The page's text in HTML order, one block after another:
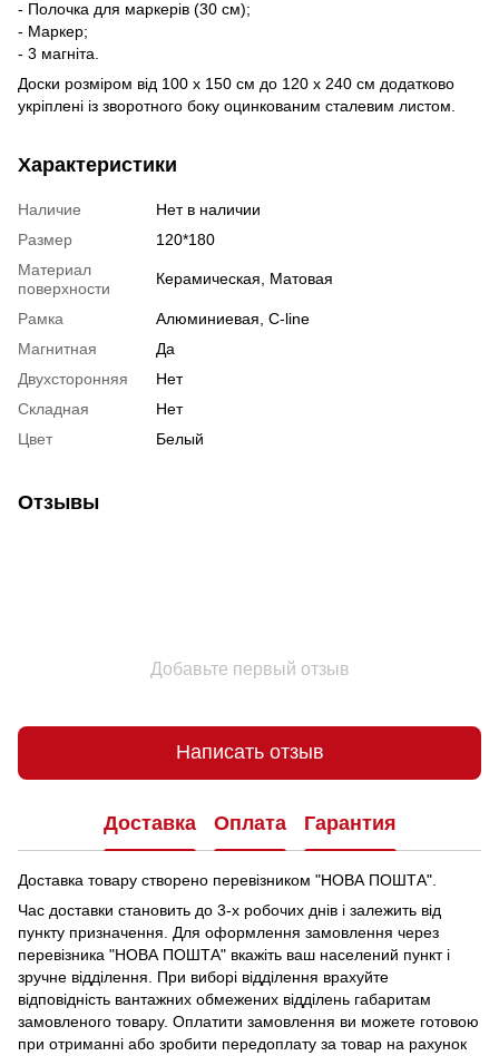
- Полочка для маркерів (30 см);
- Маркер;
- 3 магніта.
Доски розміром від 100 х 150 см до 120 х 240 см додатково
укріплені із зворотного боку оцинкованим сталевим листом.
Характеристики
Наличие
Нет в наличии
Размер
120*180
Материал
поверхности
Керамическая, Матовая
Рамка
Алюминиевая, C-line
Магнитная
Да
Двухсторонняя
Нет
Складная
Нет
Цвет
Белый
Отзывы
Добавьте первый отзыв
Написать отзыв
Доставка Оплата Гарантия
Доставка товару створено перевізником "НОВА ПОШТА".
Час доставки становить до 3-х робочих днів і залежить від
пункту призначення. Для оформлення замовлення через
перевізника "НОВА ПОШТА" вкажіть ваш населений пункт і
зручне відділення.
При виборі відділення врахуйте
відповідність вантажних обмежених відділень габаритам
замовленого товару. Оплатити замовлення ви можете готовою
при отриманні або зробити передоплату за товар на рахунок